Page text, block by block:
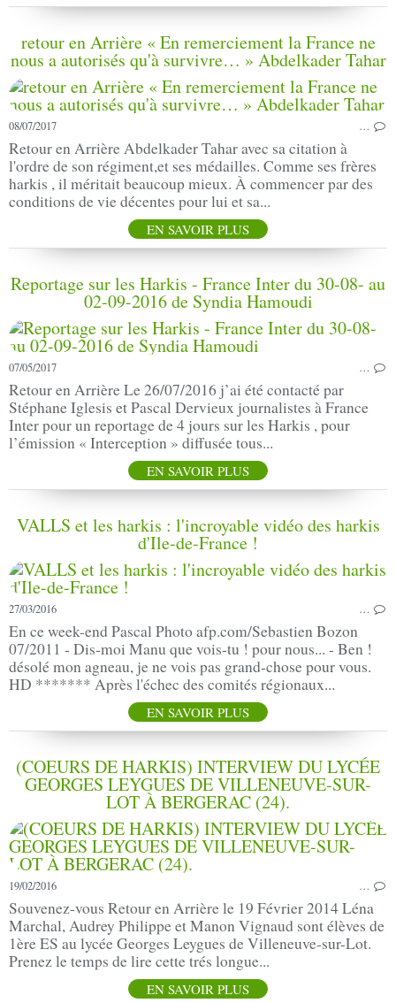
retour en Arrière « En remerciement la France ne
nous a autorisés qu'à survivre… » Abdelkader Tahar
08/07/2017 …
Retour en Arrière Abdelkader Tahar avec sa citation à
l'ordre de son régiment,et ses médailles. Comme ses frères
harkis , il méritait beaucoup mieux. À commencer par des
conditions de vie décentes pour lui et sa...
EN SAVOIR PLUS
Reportage sur les Harkis - France Inter du 30-08- au
02-09-2016 de Syndia Hamoudi
07/05/2017 …
Retour en Arrière Le 26/07/2016 j’ai été contacté par
Stéphane Iglesis et Pascal Dervieux journalistes à France
Inter pour un reportage de 4 jours sur les Harkis , pour
l’émission « Interception » diffusée tous...
EN SAVOIR PLUS
VALLS et les harkis : l'incroyable vidéo des harkis
d'Ile-de-France !
27/03/2016 …
En ce week-end Pascal Photo afp.com/Sebastien Bozon
07/2011 - Dis-moi Manu que vois-tu ! pour nous... - Ben !
désolé mon agneau, je ne vois pas grand-chose pour vous.
HD ******* Après l'échec des comités régionaux...
EN SAVOIR PLUS
(COEURS DE HARKIS) INTERVIEW DU LYCÉE
GEORGES LEYGUES DE VILLENEUVE-SUR-
LOT À BERGERAC (24).
19/02/2016 …
Souvenez-vous Retour en Arrière le 19 Février 2014 Léna
Marchal, Audrey Philippe et Manon Vignaud sont élèves de
1ère ES au lycée Georges Leygues de Villeneuve-sur-Lot.
Prenez le temps de lire cette trés longue...
EN SAVOIR PLUS